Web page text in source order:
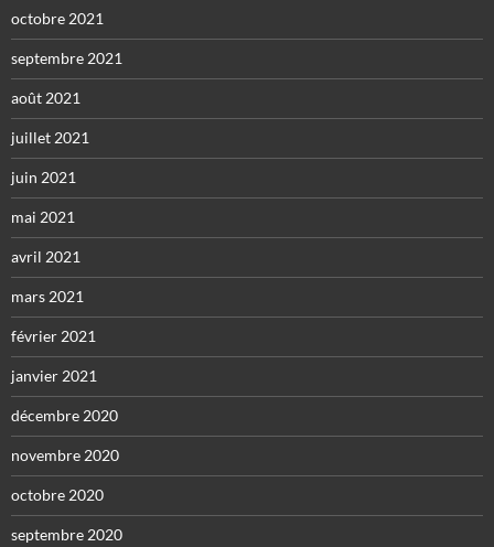
octobre 2021
septembre 2021
août 2021
juillet 2021
juin 2021
mai 2021
avril 2021
mars 2021
février 2021
janvier 2021
décembre 2020
novembre 2020
octobre 2020
septembre 2020